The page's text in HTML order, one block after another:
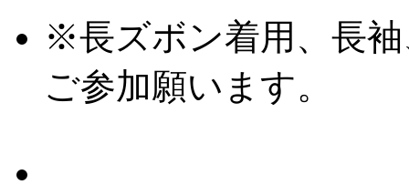
※長ズボン着用、長
ご参加願います。